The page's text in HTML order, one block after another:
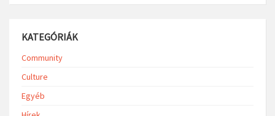
KATEGÓRIÁK
Community
Culture
Egyéb